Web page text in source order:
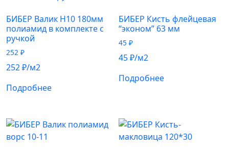
БИБЕР Валик Н10 180мм
полиамид в комплекте с
ручкой
252 ₽
252₽/м2
Подробнее
БИБЕР Кисть флейцевая
“эконом” 63 мм
45₽
45₽/м2
Подробнее